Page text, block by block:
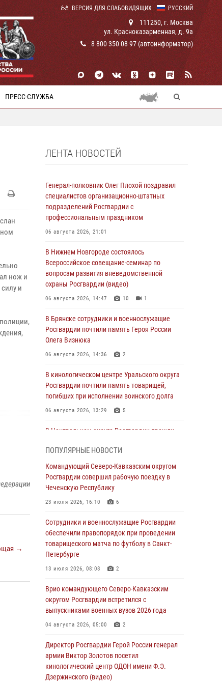
РУССКИЙ
ВЕРСИЯ ДЛЯ СЛАБОВИДЯЩИХ
111250, г. Москва
ул. Красноказарменная, д. 9а
8 800 350 08 97 (автоинформатор)
ПРЕСС-СЛУЖБА
нож и
и
→
ЛЕНТА НОВОСТЕЙ
Генерал-полковник Олег Плохой поздравил
специалистов организационно-штатных
подразделений Росгвардии с
профессиональным праздником
06 августа 2026, 21:01
В Нижнем Новгороде состоялось
Всероссийское совещание-семинар по
вопросам развития вневедомственной
охраны Росгвардии (видео)
06 августа 2026, 14:47 10 1
В Брянске сотрудники и военнослужащие
Росгвардии почтили память Героя России
Олега Визнюка
06 августа 2026, 14:36 2
В кинологическом центре Уральского округа
Росгвардии почтили память товарищей,
погибших при исполнении воинского долга
06 августа 2026, 13:29 5
В Центральном округе Росгвардии прошли
И.К. Яковлева
06 августа 2026, 13:24
Росгвардейцы задержали мужчину,
открывшего стрельбу в Подмосковье (видео)
Росгвардейцы провели выставку вооружения
для участников сбора «Гвардеец» в Пензе
(видео)
06 августа 2026, 12:00
В Курске росгвардейцы приняли участие в
митинге, посвященном второй годовщине
вторжения ВСУ на территорию области
06 августа 2026, 11:56 4
В Санкт-Петербурге наряд Росгвардии
задержал правонарушителя, угрожавшего
подростку травматическим пистолетом
06 августа 2026, 11:33
ПОПУЛЯРНЫЕ НОВОСТИ
Командующий Северо-Кавказским округом
Росгвардии совершил рабочую поездку в
Чеченскую Республику
23 июля 2026, 16:10 6
Сотрудники и военнослужащие Росгвардии
обеспечили правопорядок при проведении
товарищеского матча по футболу в Санкт-
Петербурге
13 июля 2026, 08:08 2
Врио командующего Северо-Кавказским
округом Росгвардии встретился с
выпускниками военных вузов 2026 года
04 августа 2026, 05:00 2
Директор Росгвардии Герой России генерал
армии Виктор Золотов посетил
кинологический центр ОДОН имени Ф.Э.
Дзержинского (видео)